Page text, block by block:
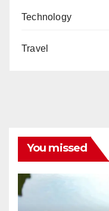
Technology
Travel
You missed